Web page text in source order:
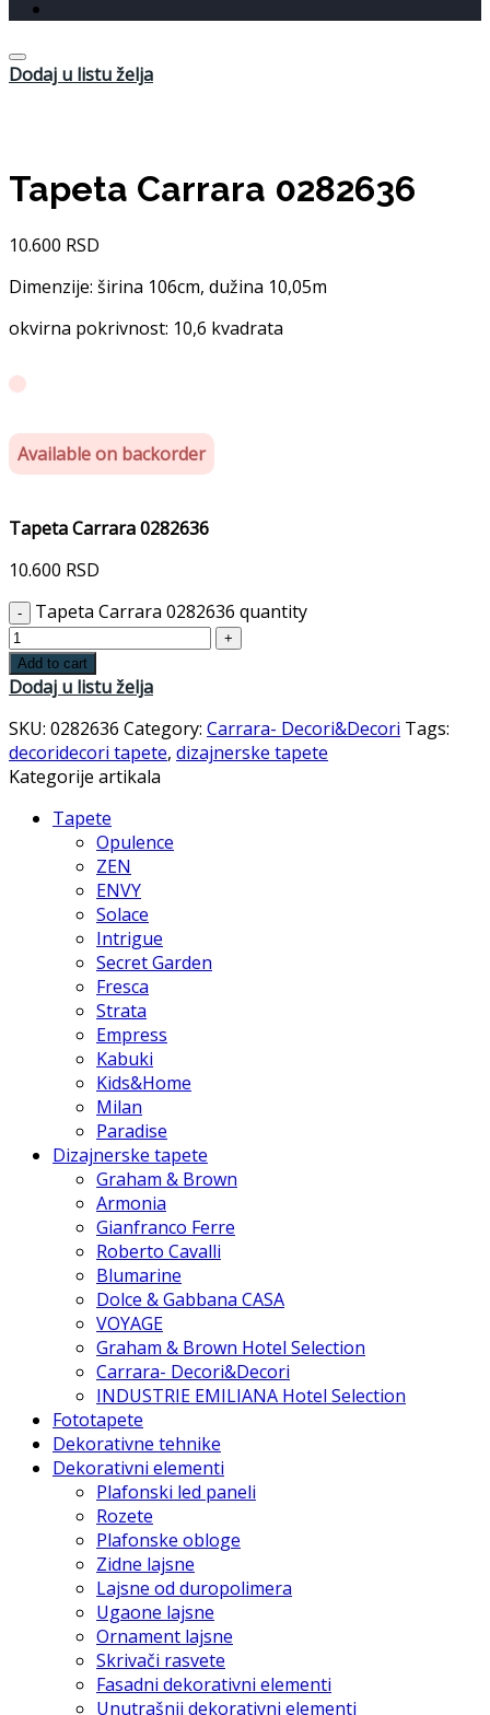
Dodaj u listu želja
Tapeta Carrara 0282636
10.600 RSD
Dimenzije: širina 106cm, dužina 10,05m
okvirna pokrivnost: 10,6 kvadrata
Available on backorder
Tapeta Carrara 0282636
10.600 RSD
Tapeta Carrara 0282636 quantity
Add to cart
Dodaj u listu želja
SKU: 0282636 Category: Carrara- Decori&Decori Tags:
decoridecori tapete, dizajnerske tapete
Kategorije artikala
Tapete
Opulence
ZEN
ENVY
Solace
Intrigue
Secret Garden
Fresca
Strata
Empress
Kabuki
Kids&Home
Milan
Paradise
Dizajnerske tapete
Graham & Brown
Armonia
Gianfranco Ferre
Roberto Cavalli
Blumarine
Dolce & Gabbana CASA
VOYAGE
Graham & Brown Hotel Selection
Carrara- Decori&Decori
INDUSTRIE EMILIANA Hotel Selection
Fototapete
Dekorativne tehnike
Dekorativni elementi
Plafonski led paneli
Rozete
Plafonske obloge
Zidne lajsne
Lajsne od duropolimera
Ugaone lajsne
Ornament lajsne
Skrivači rasvete
Fasadni dekorativni elementi
Unutrašnji dekorativni elementi